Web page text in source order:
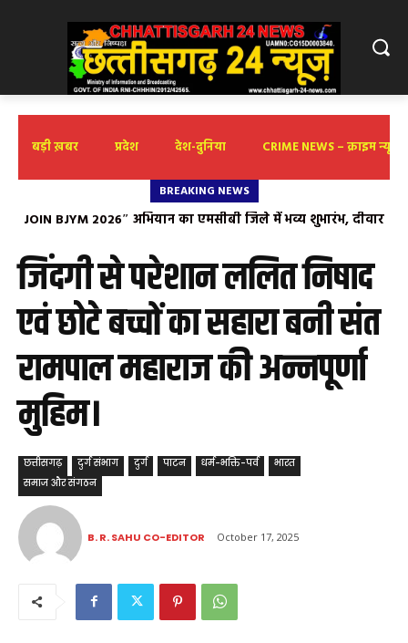
बड़ी ख़बर प्रदेश देश-दुनिया CRIME NEWS – क्राइम न्यूज़
BREAKING NEWS
JOIN BJYM 2026″ अभियान का एमसीबी जिले में भव्य शुभारंभ, दीवार
जिंदगी से परेशान ललित निषाद
एवं छोटे बच्चों का सहारा बनी संत
रामपाल महाराज की अन्नपूर्णा
मुहिम।
छत्तीसगढ़ दुर्ग संभाग दुर्ग पाटन धर्म-भक्ति-पर्व
भारत
समाज और संगठन
B. R. SAHU CO-EDITOR October 17, 2025